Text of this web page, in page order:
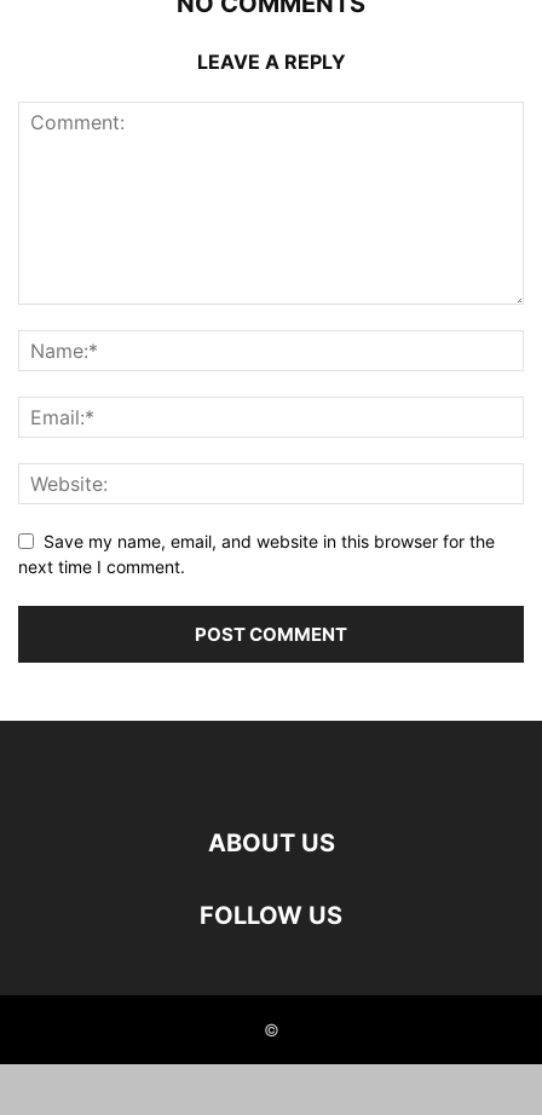
LEAVE A REPLY
Save my name, email, and website in this browser for the
next time I comment.
ABOUT US
FOLLOW US
©